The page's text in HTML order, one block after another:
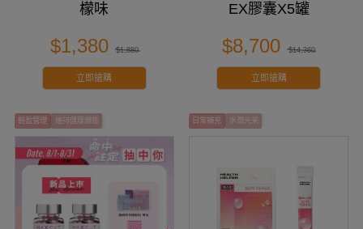
檬味
$1,380 $1,880
立即搶購
EX膠囊X5罐
$8,700 $14,360
立即搶購
輕盈管理 維持健康體態 ⽇常補充 水潤光采